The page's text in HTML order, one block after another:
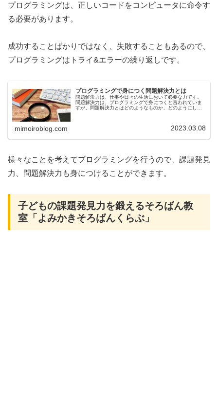
プログラミングは、正しいコードをコンピュータに命令す
る必要があります。
成功することばかりではなく、失敗することもあるので、
プログラミングはトライ&エラーの繰り返しです。
プログラミングで身につく問題解決力とは
問題解決力は、仕事や日々の生活において必要な力です。
問題解決力は、プログラミングで身につくと言われていま
すが、問題解決力とはどのようなものか、どのようにして
mimoiroblog.com 2023.03.08
様々なことを考えてプログラミングを行うので、課題発見
力、問題解決力も身につけることができます。
子どもの課題発見力を鍛えるそろばん教
室「よみかきそろばんくらぶ」